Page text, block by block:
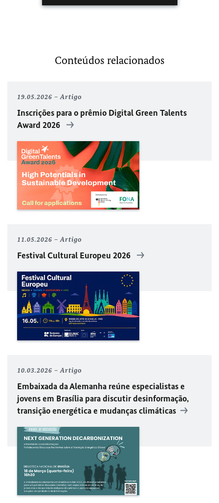
Conteúdos relacionados
19.05.2026 Artigo
Inscrições para o prêmio Digital Green Talents
Award 2026
11.05.2026 Artigo
Festival Cultural Europeu 2026
10.03.2026 Artigo
Embaixada da Alemanha reúne especialistas e
jovens em Brasília para discutir desinformação,
transição energética e mudanças climáticas